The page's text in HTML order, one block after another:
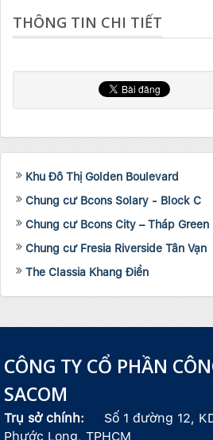
THÔNG TIN CHI TIẾT
Khu Đô Thị Golden Boulevard
Chung cư Bcons Solary - Block C
Chung cư Bcons City – Tháp Green
Chung cư Fresia Riverside Tân Vạn
The Classia Khang Điền
CÔNG TY CỔ PHẦN
SACOM
Trụ sở chính:
Số 1 đường 12,
Phước Long, TPHCM